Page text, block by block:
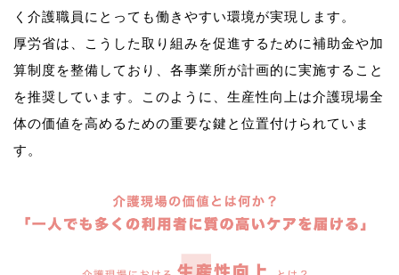
く介護職員にとっても働きやすい環境が実現します。
厚労省は、こうした取り組みを促進するために補助金や加
算制度を整備しており、各事業所が計画的に実施すること
を推奨しています。このように、生産性向上は介護現場全
体の価値を高めるための重要な鍵と位置付けられていま